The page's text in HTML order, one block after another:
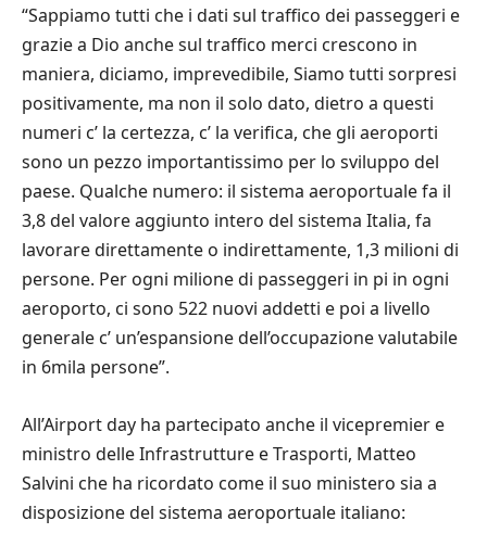
“Sappiamo tutti che i dati sul traffico dei passeggeri e
grazie a Dio anche sul traffico merci crescono in
maniera, diciamo, imprevedibile, Siamo tutti sorpresi
positivamente, ma non il solo dato, dietro a questi
numeri c’ la certezza, c’ la verifica, che gli aeroporti
sono un pezzo importantissimo per lo sviluppo del
paese. Qualche numero: il sistema aeroportuale fa il
3,8 del valore aggiunto intero del sistema Italia, fa
lavorare direttamente o indirettamente, 1,3 milioni di
persone. Per ogni milione di passeggeri in pi in ogni
aeroporto, ci sono 522 nuovi addetti e poi a livello
generale c’ un’espansione dell’occupazione valutabile
in 6mila persone”.
All’Airport day ha partecipato anche il vicepremier e
ministro delle Infrastrutture e Trasporti, Matteo
Salvini che ha ricordato come il suo ministero sia a
disposizione del sistema aeroportuale italiano: